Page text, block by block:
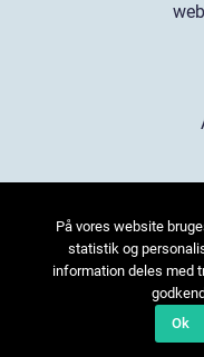
På vores website
statistik og
information deles med
Ok